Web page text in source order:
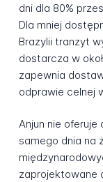
dni dla 80%
Dla mniej
Brazylii tranzyt
dostarcza w
zapewnia
odprawie celnej
Anjun nie
samego dnia na
zaprojektowane